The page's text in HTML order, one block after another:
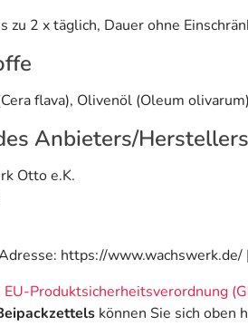
zu 2 x täglich, Dauer ohne
flava), Olivenöl (Oleum
Anbieters/Herstellers
Otto e.K.
https://www.wachswerk.de/
Produktsicherheitsverordnung
können Sie sich oben